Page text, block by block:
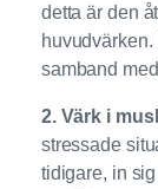
detta är den
samband
2. Värk i
stressade
tidigare, in